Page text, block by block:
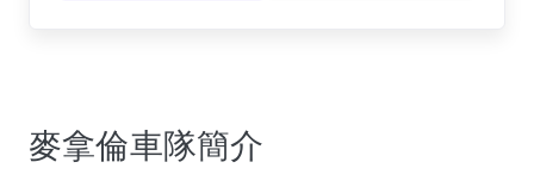
麥拿倫車隊簡介